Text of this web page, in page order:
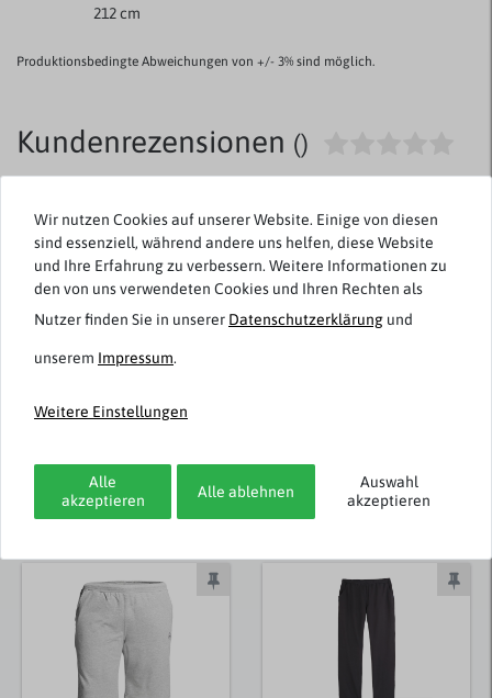
212 cm
Produktionsbedingte Abweichungen von +/- 3% sind möglich.
Kundenrezensionen ()
Wir nutzen Cookies auf unserer Website. Einige von diesen
sind essenziell, während andere uns helfen, diese Website
und Ihre Erfahrung zu verbessern. Weitere Informationen zu
den von uns verwendeten Cookies und Ihren Rechten als
Nutzer finden Sie in unserer Daten­schutz­erklärung und
unserem Impressum.
Weitere Einstellungen
Alle
akzeptieren
Alle ablehnen
Auswahl
akzeptieren